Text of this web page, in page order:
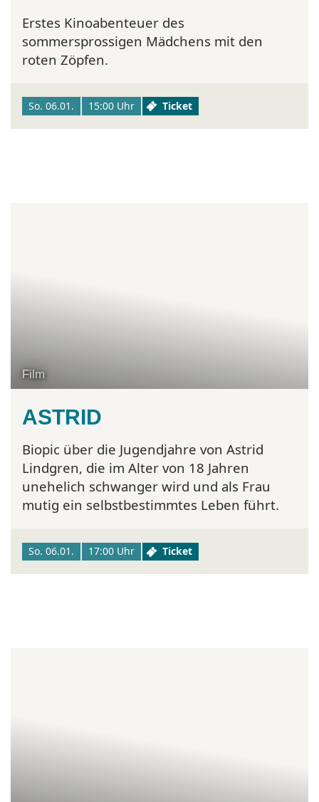
Erstes Kinoabenteuer des
sommersprossigen Mädchens mit den
roten Zöpfen.
So. 06.01. 15:00 Uhr Ticket
Film
ASTRID
Biopic über die Jugendjahre von Astrid
Lindgren, die im Alter von 18 Jahren
unehelich schwanger wird und als Frau
mutig ein selbstbestimmtes Leben führt.
So. 06.01. 17:00 Uhr Ticket